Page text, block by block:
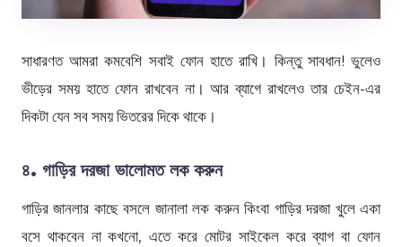
সাধারণত আমরা কমবেশি সবাই ফোন হাতে রাখি। কিন্তু সাবধান! ভুলেও
ভীড়ের সময় হাতে ফোন রাখবেন না। আর ব্যাগে রাখলেও তার চেইন-এর
দিকটা যেন সব সময় ভিতরের দিকে থাকে।
৪. গাড়ির দরজা ভালোমত লক করুন
গাড়ির জানলার কাছে বসলে জানালা লক করুন কিংবা গাড়ির দরজা খুলে একা
বসে থাকবেন না কখনো, এতে করে মোটর সাইকেল করে ব্যাগ বা ফোন